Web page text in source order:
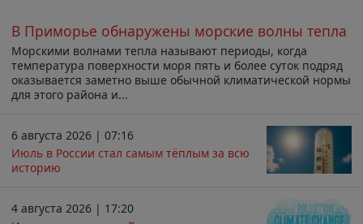
В Приморье обнаружены морские волны тепла
Морскими волнами тепла называют периоды, когда
температура поверхности моря пять и более суток подряд
оказывается заметно выше обычной климатической нормы
для этого района и...
6 августа 2026 | 07:16
Июль в России стал самым тёплым за всю
историю
4 августа 2026 | 17:20